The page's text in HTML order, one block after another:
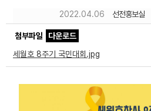
2022.04.06 선전홍보실
첨부파일
다운로드
세월호 8주기 국민대회.jpg
노동상담
자료